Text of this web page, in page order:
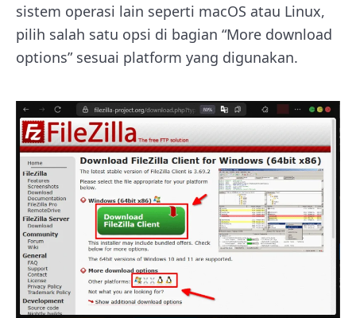
sistem operasi lain seperti macOS atau Linux,
pilih salah satu opsi di bagian “More download
options” sesuai platform yang digunakan.